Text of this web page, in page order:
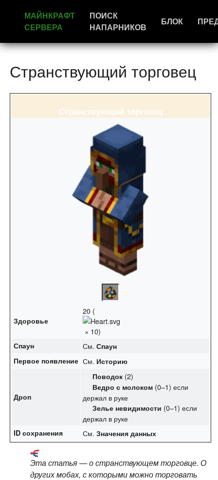
МАЙНКРАФТ
СЕРВЕРА
ПОИСК
НАПАРНИКОВ
БЛОК
Странствующий торговец
Странствующий торговец
Здоровье
20 (
× 10)
Спаун См. Спаун
Первое появление См. Историю
Дроп
Поводок (2)
Ведро с молоком (0–1) если
держал в руке
Зелье невидимости (0–1) если
держал в руке
ID сохранения См. Значения данных
Эта статья — о странствующем торговце. О
других мобах, с которыми можно торговать